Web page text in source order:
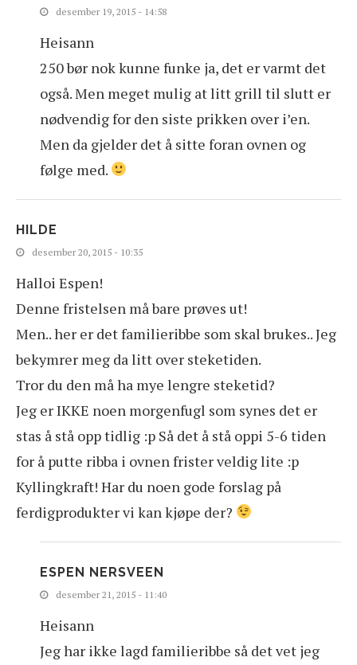
desember 19, 2015 - 14:58
Heisann
250 bør nok kunne funke ja, det er varmt det
også. Men meget mulig at litt grill til slutt er
nødvendig for den siste prikken over i’en.
Men da gjelder det å sitte foran ovnen og
følge med.
HILDE
desember 20, 2015 - 10:35
Halloi Espen!
Denne fristelsen må bare prøves ut!
Men.. her er det familieribbe som skal brukes.. Jeg
bekymrer meg da litt over steketiden.
Tror du den må ha mye lengre steketid?
Jeg er IKKE noen morgenfugl som synes det er
stas å stå opp tidlig :p Så det å stå oppi 5-6 tiden
for å putte ribba i ovnen frister veldig lite :p
Kyllingkraft! Har du noen gode forslag på
ferdigprodukter vi kan kjøpe der?
ESPEN NERSVEEN
desember 21, 2015 - 11:40
Heisann
Jeg har ikke lagd familieribbe så det vet jeg